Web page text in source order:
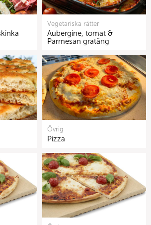
Vegetariska rätter
Aubergine, tomat &
Parmesan gratäng
Övrig
Pizza